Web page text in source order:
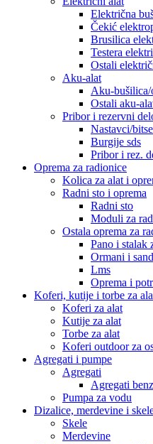
Električna
Čekić
Brusilica
Testera
Ostali
Aku-alat
Aku-bušilica/
Ostali aku-
Pribor i rezervni
Nastavci/
Burgije sds
Pribor i rez.
Oprema za radionice
Kolica za alat i
Radni sto i oprema
Radni sto
Moduli za
Ostala oprema za
Pano i stalak
Ormani i
Lms
Oprema i
Koferi, kutije i torbe za
Koferi za alat
Kutije za alat
Torbe za alat
Koferi outdoor za
Agregati i pumpe
Agregati
Agregati
Pumpa za vodu
Dizalice, merdevine i
Skele
Merdevine